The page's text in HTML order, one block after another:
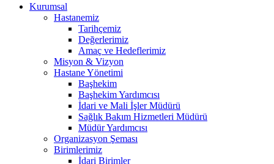
Kurumsal
Hastanemiz
Tarihçemiz
Değerlerimiz
Amaç ve Hedeflerimiz
Misyon & Vizyon
Hastane Yönetimi
Başhekim
Başhekim Yardımcısı
İdari ve Mali İşler Müdürü
Sağlık Bakım Hizmetleri Müdürü
Müdür Yardımcısı
Organizasyon Şeması
Birimlerimiz
İdari Birimler